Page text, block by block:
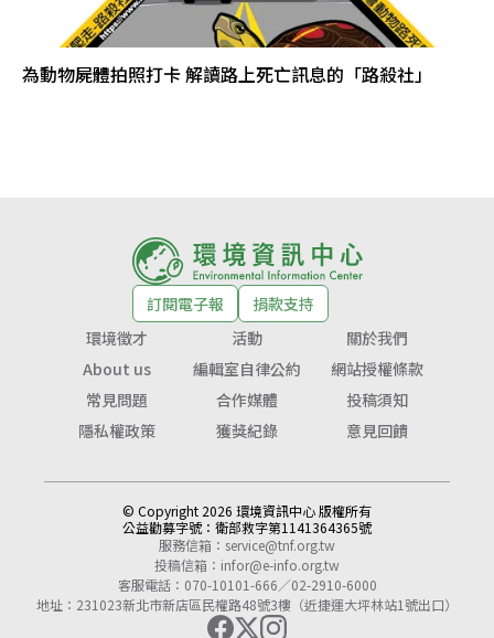
為動物屍體拍照打卡 解讀路上死亡訊息的「路殺社」
訂閱電子報
捐款支持
環境徵才
活動
關於我們
About us
編輯室自律公約
網站授權條款
常見問題
合作媒體
投稿須知
隱私權政策
獲獎紀錄 意見回饋
© Copyright 2026 環境資訊中心 版權所有
公益勸募字號： 衛部救字第1141364365號
服務信箱： service@tnf.org.tw
投稿信箱： infor@e-info.org.tw
客服電話：070-10101-666／02-2910-6000
地址：231023新北市新店區民權路48號3樓（近捷運大坪林站1號出口）